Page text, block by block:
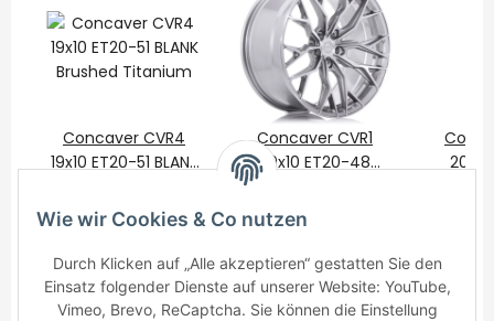
Concaver CVR4
19x10 ET20-51 BLANK
Concaver CVR1
20x10 ET20-48
Titanium
Wie wir Cookies & Co nutzen
Durch Klicken auf „Alle akzeptieren“ gestatten Sie den
Einsatz folgender Dienste auf unserer Website: YouTube,
Vimeo, Brevo, ReCaptcha. Sie können die Einstellung